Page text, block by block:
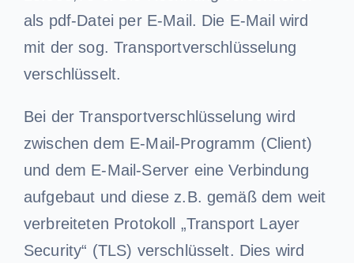
als pdf-Datei per E-Mail. Die E-Mail wird
mit der sog. Transportverschlüsselung
verschlüsselt.
Bei der Transportverschlüsselung wird
zwischen dem E-Mail-Programm (Client)
und dem E-Mail-Server eine Verbindung
aufgebaut und diese z.B. gemäß dem weit
verbreiteten Protokoll „Transport Layer
Security“ (TLS) verschlüsselt. Dies wird